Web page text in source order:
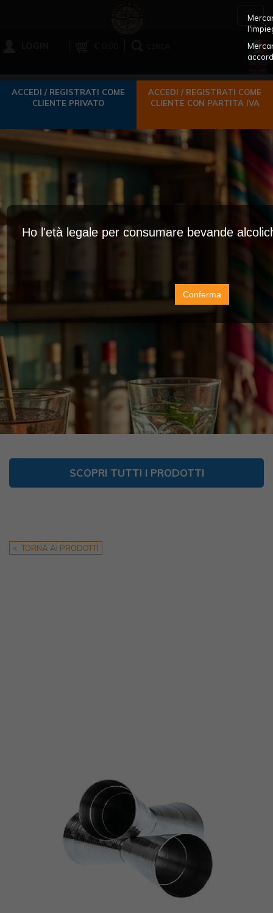
ACCEDI / REGISTRATI COME
CLIENTE PRIVATO
ACCEDI / REGISTRATI COME
CLIENTE CON PARTITA IVA
SCOPRI TUTTI I PRODOTTI
< TORNA AI PRODOTTI
Ho l'età legale per consumare bevande
Conferma